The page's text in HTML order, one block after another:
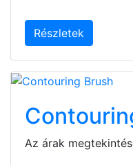
Részletek
Az árak